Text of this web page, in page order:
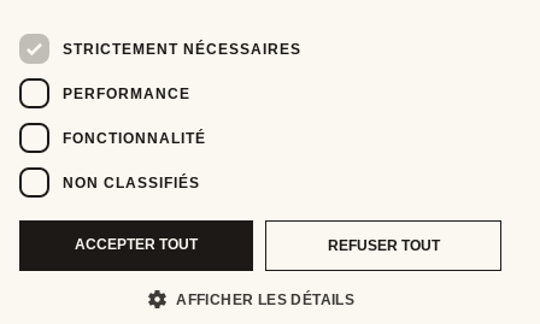
STRICTEMENT NÉCESSAIRES
PERFORMANCE
FONCTIONNALITÉ
NON CLASSIFIÉS
ACCEPTER TOUT REFUSER TOUT
AFFICHER LES DÉTAILS